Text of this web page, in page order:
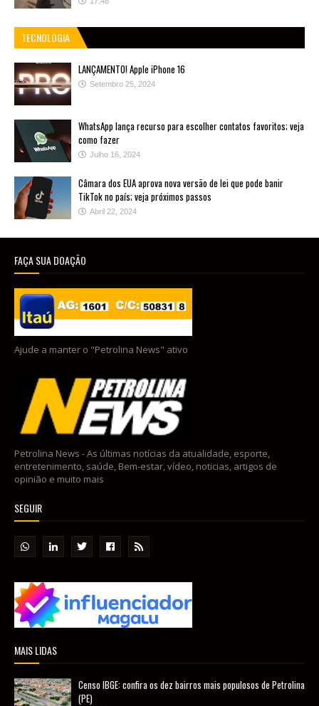
TECNOLOGIA
LANÇAMENTO! Apple iPhone 16
Setembro 25, 2024
WhatsApp lança recurso para escolher contatos favoritos; veja
como fazer
Julho 16, 2024
Câmara dos EUA aprova nova versão de lei que pode banir
TikTok no país; veja próximos passos
Abril 22, 2024
FAÇA SUA DOAÇÃO
Ajude a manter o "Petrolina News" ativo
Petrolina News - As últimas notícias da atualidade, esporte,
entretenimento, saúde, Bem-estar, vídeo, noticias, artigos de
opinião e muito mais
SEGUIR
MAIS LIDAS
Censo IBGE: confira os dez bairros mais populosos de Petrolina
(PE)